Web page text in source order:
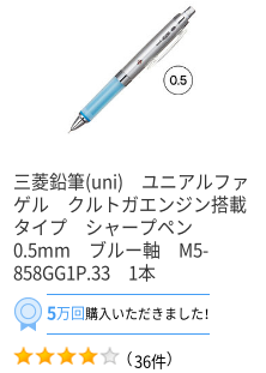
三菱鉛筆(uni) ユニアルファ
ゲル クルトガエンジン搭載
タイプ シャープペン
0.5mm ブルー軸 M5-
858GG1P.33 1本
5万回購入いただきました！
（36件）